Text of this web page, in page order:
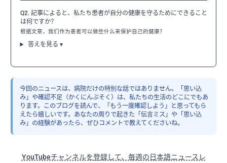
Q2. 記事によると、私たち患者が自分の健康を守るためにできること
は何ですか？
根据文章，我们作为患者可以做些什么来保护自己的健康？
答えを見る ▾
今回のニュースは、病院だけの特別な話ではありません。「思い込
み」や確認不足（かくにんぶそく）は、私たちの生活のどこにでもあ
ります。このブログを読んで、「もう一度確認しよう」と思ってもら
えたら嬉しいです。あなたの周りで起きた「伝言ミス」や「思い込
み」の経験があったら、ぜひコメントで教えてくださいね。
YouTubeチャンネルを登録して、毎週の日本語ニュースレ